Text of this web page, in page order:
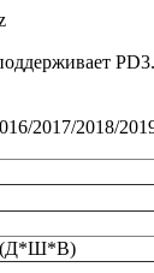
2017/2018/
(Д*Ш*В)